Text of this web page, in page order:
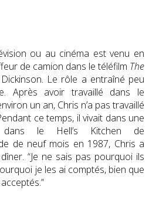
ou au cinéma est venu en
de camion dans le téléfilm The
Le rôle a entraîné peu
Après avoir travaillé dans le
un an, Chris n’a pas travaillé
ce temps, il vivait dans une
dans le Hell’s Kitchen de
de neuf mois en 1987, Chris a
“Je ne sais pas pourquoi ils
je les ai comptés, bien que